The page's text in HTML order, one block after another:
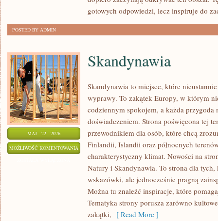
ORGANIZACJI
gotowych odpowiedzi, lecz inspiruje do
POSTED BY ADMIN
MAJ - 22 - 2026
MOŻLIWOŚĆ KOMENTOWANIA SKANDYNAWIA
Skandynawia
Skandynawia to miejsce, które
wyprawy. To zakątek Europy, w którym
codziennym spokojem, a każda przygoda
doświadczeniem. Strona poświęcona tej
przewodnikiem dla osób, które chcą
Finlandii, Islandii oraz północnych
charakterystyczny klimat. Nowości na
Natury i Skandynawia. To strona dla
wskazówki, ale jednocześnie pragną
Można tu znaleźć inspiracje, które
Tematyka strony porusza zarówno
zakątki, [ Read More ]